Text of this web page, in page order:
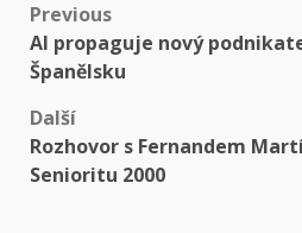
Post
navigation
Previous
AI propaguje nový
Španělsku
Další
Rozhovor s Fernandem
Senioritu 2000